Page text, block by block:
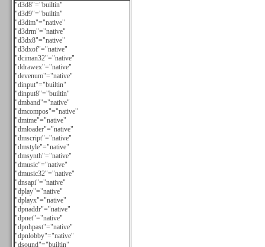
"d3d8"="builtin"
"d3d9"="builtin"
"d3dim"="native"
"d3drm"="native"
"d3dx8"="native"
"d3dxof"="native"
"dciman32"="native"
"ddrawex"="native"
"devenum"="native"
"dinput"="builtin"
"dinput8"="builtin"
"dmband"="native"
"dmcompos"="native"
"dmime"="native"
"dmloader"="native"
"dmscript"="native"
"dmstyle"="native"
"dmsynth"="native"
"dmusic"="native"
"dmusic32"="native"
"dnsapi"="native"
"dplay"="native"
"dplayx"="native"
"dpnaddr"="native"
"dpnet"="native"
"dpnhpast"="native"
"dpnlobby"="native"
"dsound"="builtin"